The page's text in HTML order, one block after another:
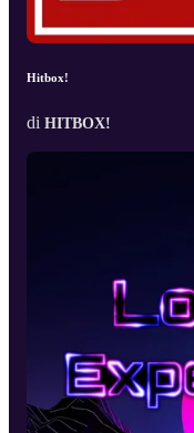
Hitbox!
di HITBOX!